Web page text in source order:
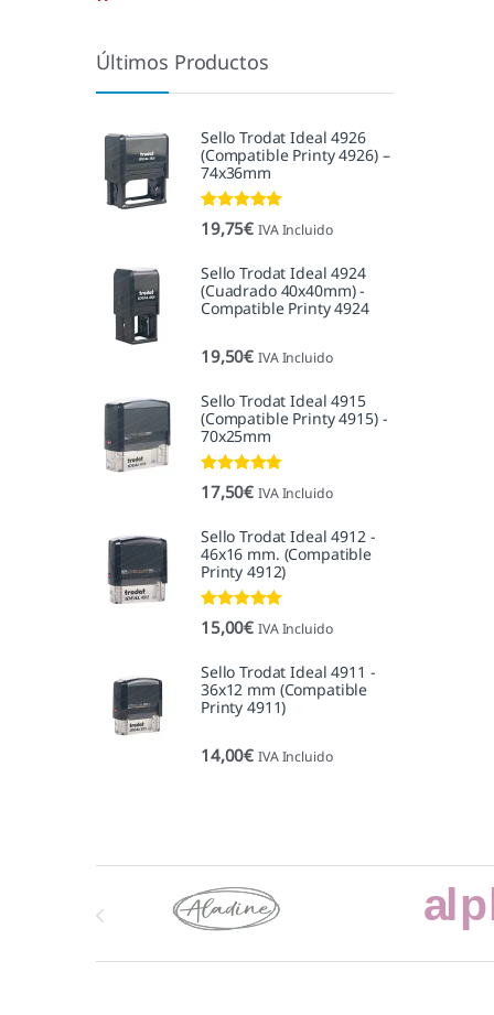
Últimos Productos
Sello Trodat Ideal 4926
(Compatible Printy 4926) –
74x36mm
Valorado con
5.00de 5
19,75€ IVA Incluido
Sello Trodat Ideal 4924
(Cuadrado 40x40mm) -
Compatible Printy 4924
19,50€ IVA Incluido
Sello Trodat Ideal 4915
(Compatible Printy 4915) -
70x25mm
Valorado con
5.00de 5
17,50€ IVA Incluido
Sello Trodat Ideal 4912 -
46x16 mm. (Compatible
Printy 4912)
Valorado con
5.00de 5
15,00€ IVA Incluido
Sello Trodat Ideal 4911 -
36x12 mm (Compatible
Printy 4911)
14,00€ IVA Incluido
Marcas De Carrusel